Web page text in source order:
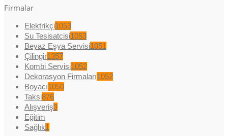
Firmalar
Elektrikçi1053
Su Tesisatcisi1053
Beyaz Eşya Servisi1051
Çilingir1357
Kombi Servisi1052
Dekorasyon Firmaları1052
Boyacı1050
Taksi876
Alışveriş3
Eğitim
Sağlık1